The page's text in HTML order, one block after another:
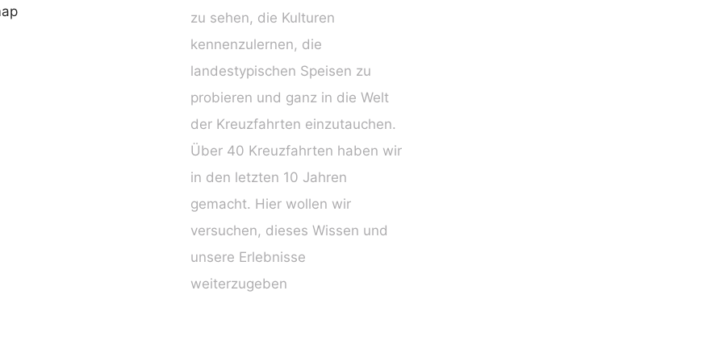
zu sehen, die Kulturen
kennenzulernen, die
landestypischen Speisen zu
probieren und ganz in die Welt
der Kreuzfahrten einzutauchen.
Über 40 Kreuzfahrten haben wir
in den letzten 10 Jahren
gemacht. Hier wollen wir
versuchen, dieses Wissen und
unsere Erlebnisse
weiterzugeben